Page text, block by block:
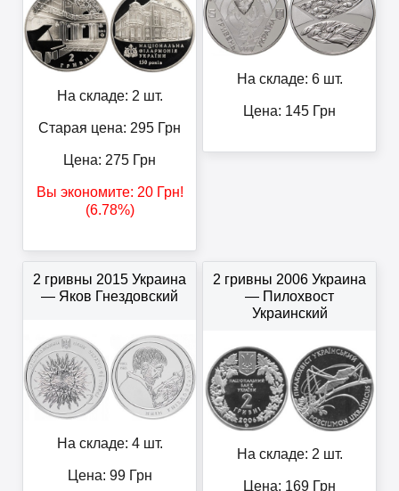
На складе: 2 шт.
Старая цена: 295 Грн
Цена: 275 Грн
Вы экономите: 20Грн!
(6.78%)
На складе: 6 шт.
Цена: 145 Грн
2 гривны 2015 Украина
— Яков Гнездовский
На складе: 4 шт.
Цена: 99Грн
2 гривны 2006 Украина
— Пилохвост
Украинский
На складе: 2 шт.
Цена: 169 Грн